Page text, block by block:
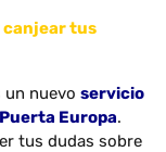
canjear tus
un nuevo servicio
Europa.
tus dudas sobre